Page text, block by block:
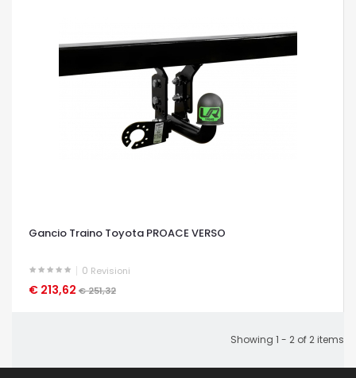
Gancio Traino Toyota PROACE VERSO
0 Revisioni
€ 213,62 € 251,32
OCCHIATA VELOCE
Showing 1 - 2 of 2 items